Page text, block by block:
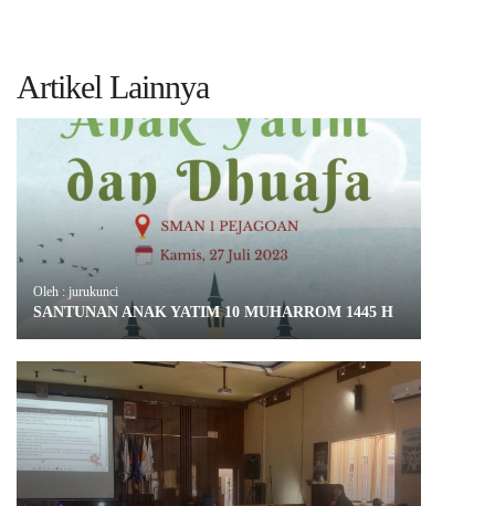
Artikel Lainnya
Oleh : jurukunci
SANTUNAN ANAK YATIM 10 MUHARROM 1445 H